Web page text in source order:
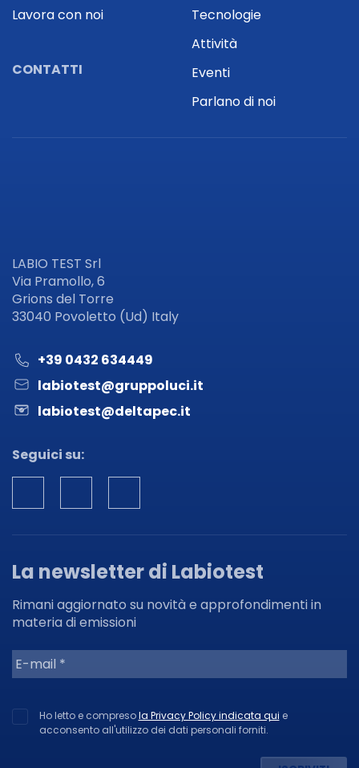
Lavora con noi
Tecnologie
Attività
Eventi
Parlano di noi
CONTATTI
LABIO TEST Srl
Via Pramollo, 6
Grions del Torre
33040 Povoletto (Ud) Italy
+39 0432 634449
labiotest@gruppoluci.it
labiotest@deltapec.it
Seguici su:
La newsletter di Labiotest
Rimani aggiornato su novità e approfondimenti in
materia di emissioni
Ho letto e compresola Privacy Policy indicata qui e
acconsento all'utilizzo dei dati personali forniti.